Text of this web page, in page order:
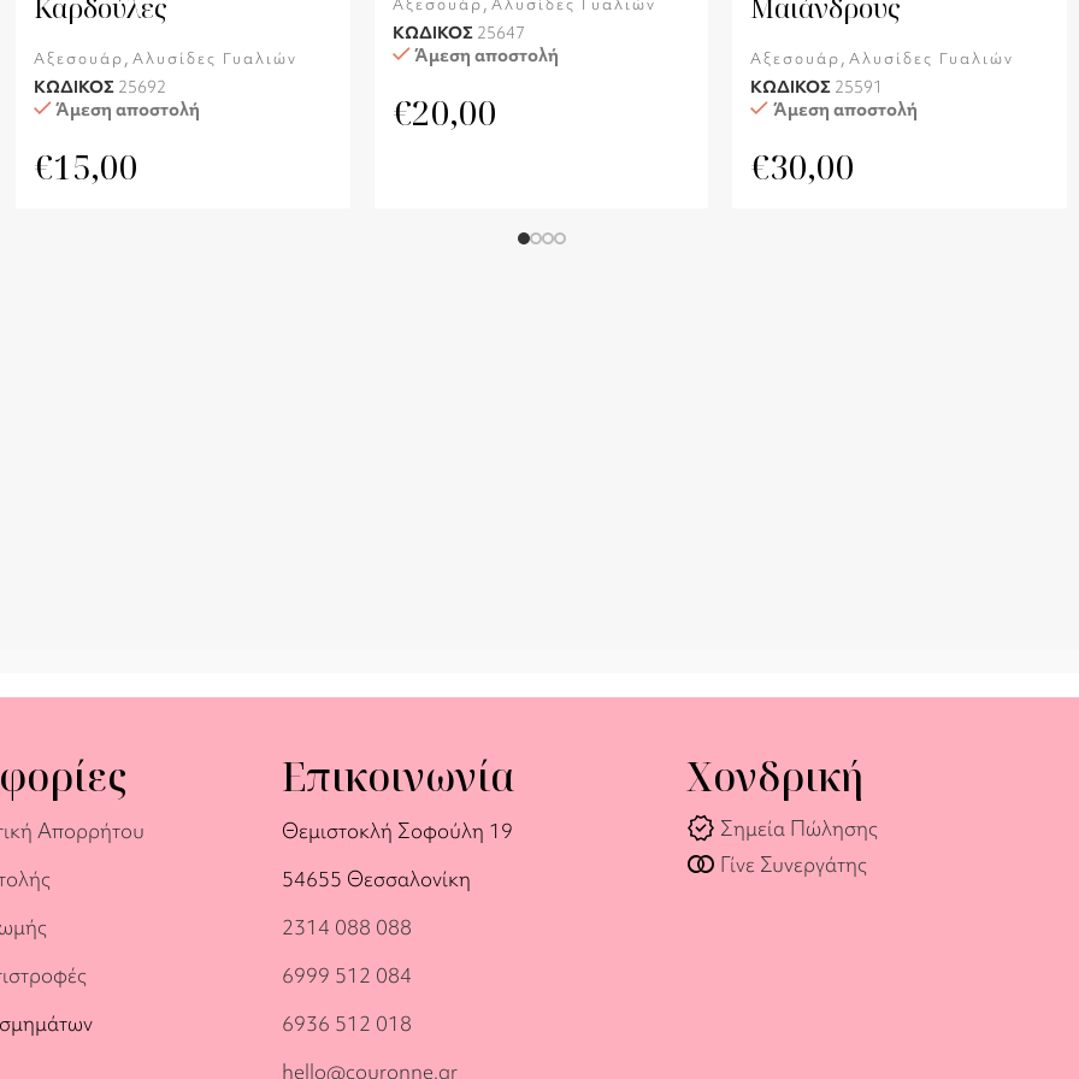
Καρδούλες
Αξεσουάρ, Αλυσίδες Γυαλιών
ΚΩΔΙΚΟΣ 25692
Άμεση αποστολή
€15,00
Αξεσουάρ Αλυσίδες Γυαλιών
ΚΩΔΙΚΟΣ 25647
Άμεση αποστολή
€20,00
Μαιάνδρους
Αξεσουάρ, Αλυσίδες Γυαλιών
ΚΩΔΙΚΟΣ 25591
Άμεση αποστολή
€30,00
Απορρήτου
Επικοινωνία
Θεμιστοκλή Σοφούλη 19
54655 Θεσσαλονίκη
2314 088 088
6999 512 084
6936 512 018
hello@couronne.gr
Χονδρική
verified Σημεία Πώλησης
join_full Γίνε Συνεργάτης